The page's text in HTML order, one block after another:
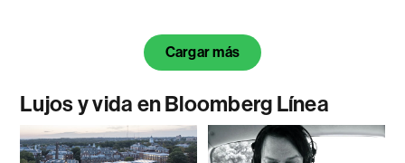
Cargar más
Lujos y vida en Bloomberg Línea